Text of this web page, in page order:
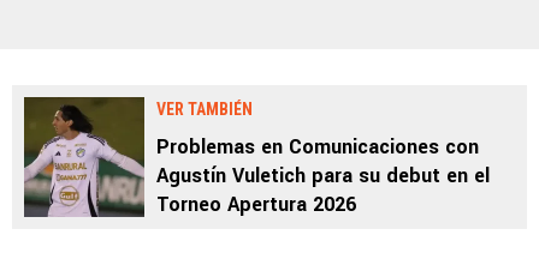
VER TAMBIÉN
Problemas en Comunicaciones con
Agustín Vuletich para su debut en el
Torneo Apertura 2026